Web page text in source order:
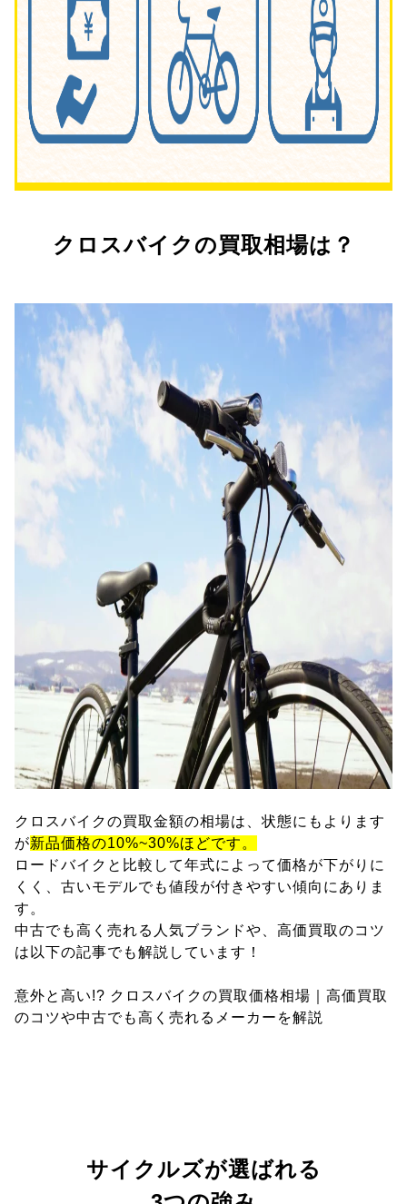
クロスバイクの買取相場は？
クロスバイクの買取金額の相場は、状態にもよります
が新品価格の10%~30%ほどです。
ロードバイクと比較して年式によって価格が下がりに
くく、古いモデルでも値段が付きやすい傾向にありま
す。
中古でも高く売れる人気ブランドや、高価買取のコツ
は以下の記事でも解説しています！
意外と高い!? クロスバイクの買取価格相場｜高価買取
のコツや中古でも高く売れるメーカーを解説
サイクルズが選ばれる